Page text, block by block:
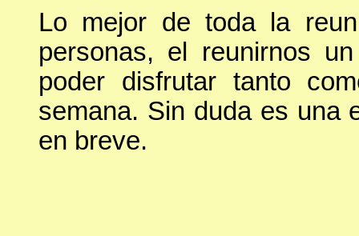
Lo mejor de toda la
personas, el reunirnos
poder disfrutar tanto
semana. Sin duda es una
en breve.